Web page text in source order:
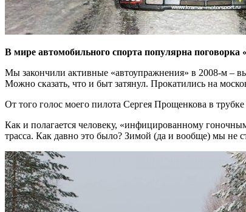
В мире автомобильного спорта популярна
Мы закончили активные «автоупражнения» в 2008-м –
Можно сказать, что и быт затянул. Прокатились на
От того голос моего пилота Сергея Прощенкова в
Как и полагается человеку, «инфицированному
трасса. Как давно это было? Зимой (да и вообще) мы не